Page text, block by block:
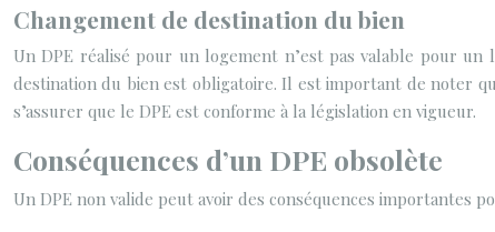
Changement de destination du bien
Un DPE réalisé pour un logement n’est pas valable pour un
destination du bien est obligatoire. Il est important de noter
s’assurer que le DPE est conforme à la législation en vigueur.
Conséquences d’un DPE obsolète
Un DPE non valide peut avoir des conséquences importantes